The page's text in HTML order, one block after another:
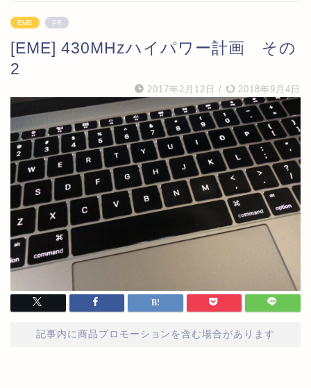
EME PR
[EME] 430MHzハイパワー計画 その
2
2017年2月12日 / 2018年9月4日
記事内に商品プロモーションを含む場合があります